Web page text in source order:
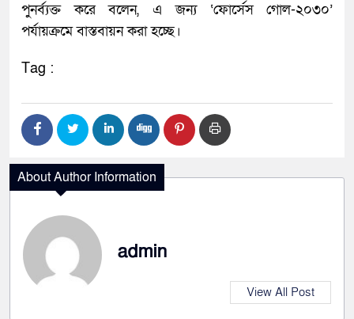
পুনর্ব্যক্ত করে বলেন, এ জন্য ‘ফোর্সেস গোল-২০৩০’
পর্যায়ক্রমে বাস্তবায়ন করা হচ্ছে।
Tag :
About Author Information
admin
View All Post